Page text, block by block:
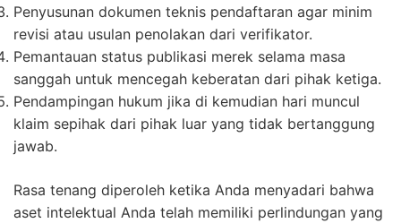
Penyusunan dokumen teknis pendaftaran agar minim
revisi atau usulan penolakan dari verifikator.
Pemantauan status publikasi merek selama masa
sanggah untuk mencegah keberatan dari pihak ketiga.
Pendampingan hukum jika di kemudian hari muncul
klaim sepihak dari pihak luar yang tidak bertanggung
jawab.
Rasa tenang diperoleh ketika Anda menyadari bahwa
aset intelektual Anda telah memiliki perlindungan yang